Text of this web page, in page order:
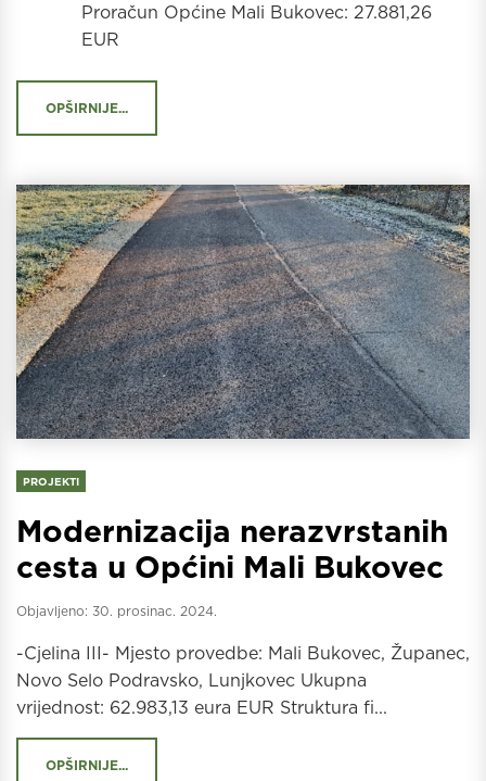
Proračun Općine Mali Bukovec: 27.881,26
EUR
OPŠIRNIJE...
PROJEKTI
Modernizacija nerazvrstanih
cesta u Općini Mali Bukovec
Objavljeno: 30. prosinac. 2024.
-Cjelina III- Mjesto provedbe: Mali Bukovec, Županec,
Novo Selo Podravsko, Lunjkovec Ukupna
vrijednost: 62.983,13 eura EUR Struktura fi...
OPŠIRNIJE...